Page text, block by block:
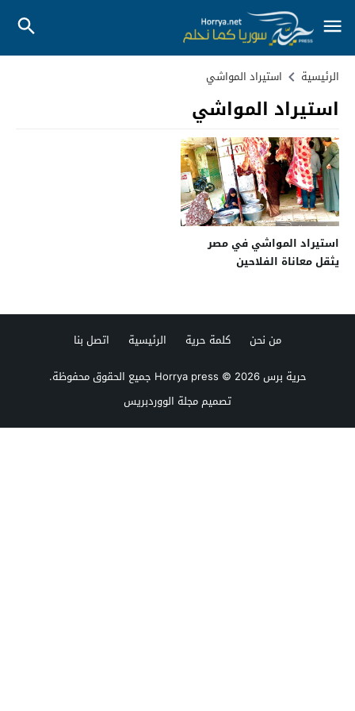
الرئيسية استيراد المواشي
استيراد المواشي
استيراد المواشي في مصر
يثقل معاناة الفلاحين
من نحن كلمة حرية الرئيسية
اتصل بنا
حرية برس Horrya press© 2026 جميع الحقوق محفوظة.
تصميممجلة الووردبريس